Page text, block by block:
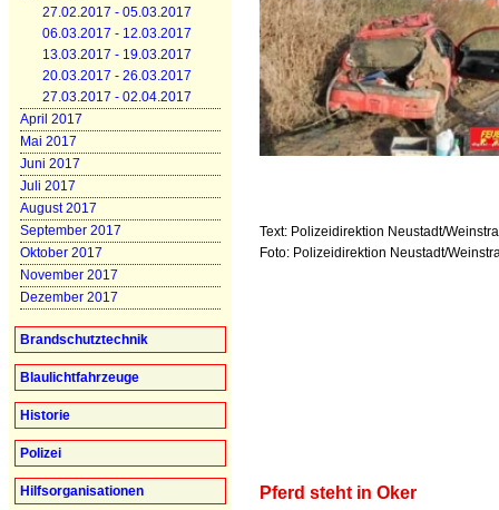
27.02.2017 - 05.03.2017
06.03.2017 - 12.03.2017
13.03.2017 - 19.03.2017
20.03.2017 - 26.03.2017
27.03.2017 - 02.04.2017
April 2017
Mai 2017
Juni 2017
Juli 2017
August 2017
September 2017
Oktober 2017
November 2017
Dezember 2017
Brandschutztechnik
Blaulichtfahrzeuge
Historie
Polizei
Hilfsorganisationen
Text: Polizeidirektion Neustadt/
Foto: Polizeidirektion Neustadt/
Pferd steht in Oker